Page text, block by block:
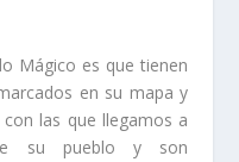
Mágico es que tienen
en su mapa y
las que llegamos a
su pueblo y son